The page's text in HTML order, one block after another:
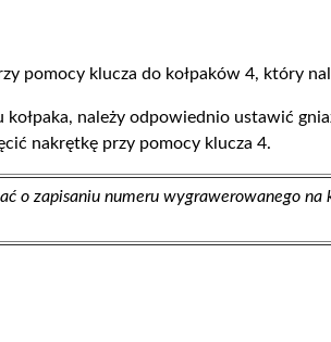
pomocy klucza do kołpaków 4, który
kołpaka, należy odpowiednio ustawić
nakrętkę przy pomocy klucza 4.
o zapisaniu numeru wygrawerowanego